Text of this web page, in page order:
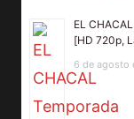
EL
[HD 720p,
6 de agosto